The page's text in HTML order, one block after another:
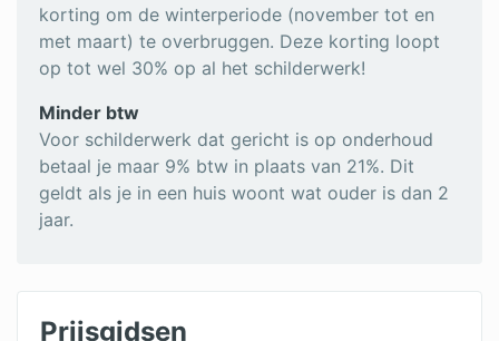
korting om de winterperiode (november tot en
met maart) te overbruggen. Deze korting loopt
op tot wel 30% op al het schilderwerk!
Minder btw
Voor schilderwerk dat gericht is op onderhoud
betaal je maar 9% btw in plaats van 21%. Dit
geldt als je in een huis woont wat ouder is dan 2
jaar.
Prijsgidsen